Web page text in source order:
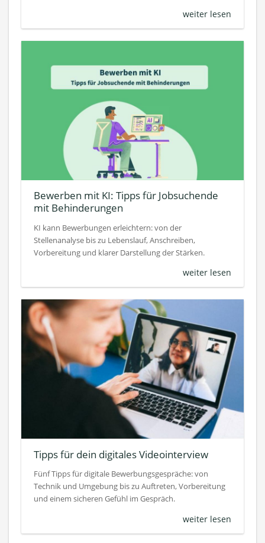
weiter lesen
Bewerben mit KI: Tipps für Jobsuchende
mit Behinderungen
KI kann Bewerbungen erleichtern: von der
Stellenanalyse bis zu Lebenslauf, Anschreiben,
Vorbereitung und klarer Darstellung der Stärken.
weiter lesen
Tipps für dein digitales Videointerview
Fünf Tipps für digitale Bewerbungsgespräche: von
Technik und Umgebung bis zu Auftreten, Vorbereitung
und einem sicheren Gefühl im Gespräch.
weiter lesen